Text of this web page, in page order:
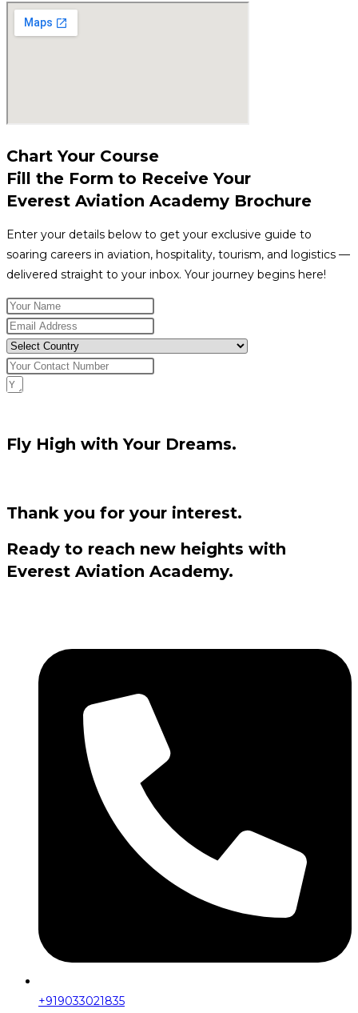
Chart Your Course
Fill the Form to Receive Your
Everest Aviation Academy Brochure
Enter your details below to get your exclusive guide to
soaring careers in aviation, hospitality, tourism, and logistics —
delivered straight to your inbox. Your journey begins here!
Fly High with Your Dreams.
Thank you for your interest.
Ready to reach new heights with
Everest Aviation Academy.
+919033021835